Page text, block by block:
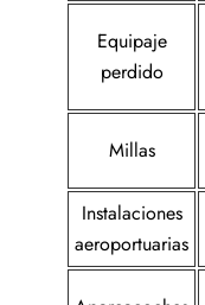
Equipaje
perdido
Millas
Instalaciones
aeroportuarias